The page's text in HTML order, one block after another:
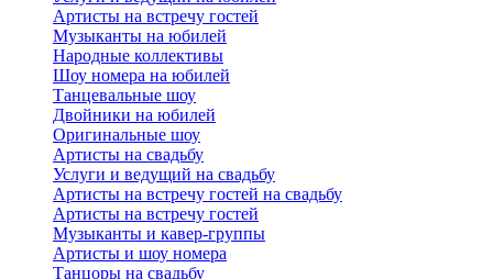
Артисты на встречу гостей
Музыканты на юбилей
Народные коллективы
Шоу номера на юбилей
Танцевальные шоу
Двойники на юбилей
Оригинальные шоу
Артисты на свадьбу
Услуги и ведущий на свадьбу
Артисты на встречу гостей на свадьбу
Артисты на встречу гостей
Музыканты и кавер-группы
Артисты и шоу номера
Танцоры на свадьбу